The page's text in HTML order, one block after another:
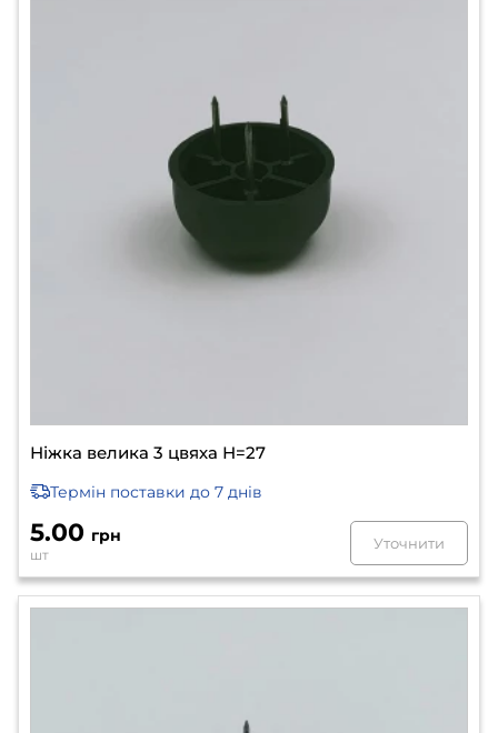
Ніжка велика 3 цвяха Н=27
Термін поставки до 7 днів
5.00 грн
шт
Уточнити